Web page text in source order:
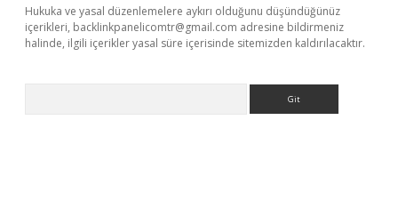
Hukuka ve yasal düzenlemelere aykırı olduğunu düşündüğünüz
içerikleri, backlinkpanelicomtr@gmail.com adresine bildirmeniz
halinde, ilgili içerikler yasal süre içerisinde sitemizden kaldırılacaktır.